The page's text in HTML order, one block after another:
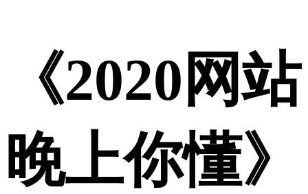
《2020网站
晚上你懂》